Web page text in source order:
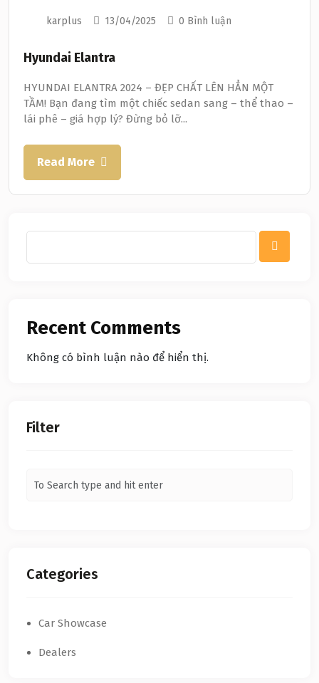
karplus 13/04/2025 0 Bình luận
Hyundai Elantra
HYUNDAI ELANTRA 2024 – ĐẸP CHẤT LÊN HẲN MỘT
TẦM! Bạn đang tìm một chiếc sedan sang – thể thao –
lái phê – giá hợp lý? Đừng bỏ lỡ...
Read More
Recent Comments
Không có bình luận nào để hiển thị.
Filter
Categories
Car Showcase
Dealers